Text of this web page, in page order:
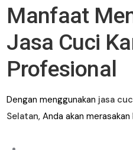
Manfaat
Jasa Cuci
Profesional
Dengan menggunakan jasa
Selatan, Anda akan